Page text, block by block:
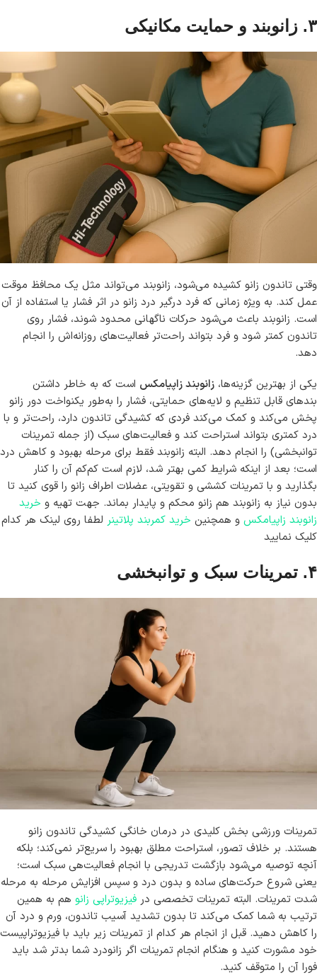
۳. زانوبند و حمایت مکانیکی
وقتی تاندون زانو کشیده می‌شود، زانوبند می‌تواند مثل یک محافظ موقت
عمل کند. به ویژه زمانی که فرد درگیر درد زانو در اثر فشار یا استفاده از آن
است. زانوبند باعث می‌شود حرکات ناگهانی محدود شوند، فشار روی
تاندون کمتر شود و فرد بتواند راحت‌تر فعالیت‌های روزانه‌اش را انجام
دهد.
یکی از بهترین گزینه‌ها، زانوبند زاپیامکس است که به خاطر داشتن
بندهای قابل تنظیم و لایه‌های حمایتی، فشار را به‌طور یکنواخت دور زانو
پخش می‌کند و کمک می‌کند فردی که کشیدگی تاندون دارد، راحت‌تر و با
درد کمتری بتواند استراحت کند و فعالیت‌های سبک (از جمله تمرینات
توانبخشی) را انجام دهد. البته زانوبند فقط برای مرحله بهبود و کاهش درد
است؛ بعد از اینکه شرایط کمی بهتر شد، لازم است کم‌کم آن را کنار
بگذارید و با تمرینات کششی و تقویتی، عضلات اطراف زانو را قوی کنید تا
بدون نیاز به زانوبند هم زانو محکم و پایدار بماند. جهت تهیه و خرید
زانوبند زاپیامکس و همچنین خرید کمربند پلاتینر لطفا روی لینک هر کدام
کلیک نمایید
۴. تمرینات سبک و توانبخشی
تمرینات ورزشی بخش کلیدی در درمان خانگی کشیدگی تاندون زانو
هستند. بر خلاف تصور، استراحت مطلق بهبود را سریع‌تر نمی‌کند؛ بلکه
آنچه توصیه می‌شود بازگشت تدریجی با انجام فعالیت‌هی سبک است؛
یعنی شروع حرکت‌های ساده و بدون درد و سپس افزایش مرحله به مرحله
شدت تمرینات. البته تمرینات تخصصی در فیزیوتراپی زانو هم به همین
ترتیب به شما کمک می‌کند تا بدون تشدید آسیب تاندون، ورم و درد آن
را کاهش دهید. قبل از انجام هر کدام از تمرینات زیر باید با فیزیوتراپیست
خود مشورت کنید و هنگام انجام تمرینات اگر زانودرد شما بدتر شد باید
فورا آن را متوقف کنید.